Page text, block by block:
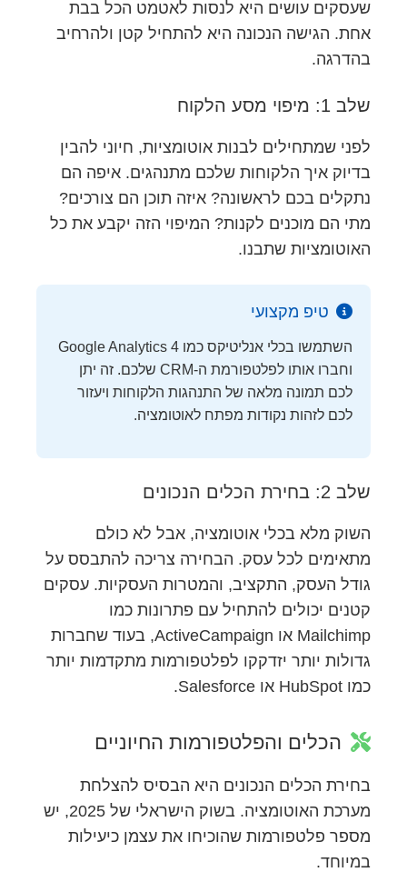
שעסקים עושים היא לנסות לאטמט הכל בבת
אחת. הגישה הנכונה היא להתחיל קטן ולהרחיב
בהדרגה.
שלב 1: מיפוי מסע הלקוח
לפני שמתחילים לבנות אוטומציות, חיוני להבין
בדיוק איך הלקוחות שלכם מתנהגים. איפה הם
נתקלים בכם לראשונה? איזה תוכן הם צורכים?
מתי הם מוכנים לקנות? המיפוי הזה יקבע את כל
האוטומציות שתבנו.
טיפ מקצועי
השתמשו בכלי אנליטיקס כמו Google Analytics 4
וחברו אותו לפלטפורמת ה-CRM שלכם. זה יתן
לכם תמונה מלאה של התנהגות הלקוחות ויעזור
לכם לזהות נקודות מפתח לאוטומציה.
שלב 2: בחירת הכלים הנכונים
השוק מלא בכלי אוטומציה, אבל לא כולם
מתאימים לכל עסק. הבחירה צריכה להתבסס על
גודל העסק, התקציב, והמטרות העסקיות. עסקים
קטנים יכולים להתחיל עם פתרונות כמו
Mailchimp או ActiveCampaign, בעוד שחברות
גדולות יותר יזדקקו לפלטפורמות מתקדמות יותר
כמו HubSpot או Salesforce.
הכלים והפלטפורמות החיוניים
בחירת הכלים הנכונים היא הבסיס להצלחת
מערכת האוטומציה. בשוק הישראלי של 2025, יש
מספר פלטפורמות שהוכיחו את עצמן כיעילות
במיוחד.